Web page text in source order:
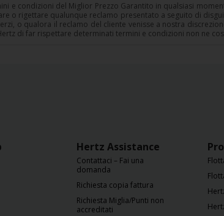
e condizioni del Miglior Prezzo Garantito in qualsiasi
o rigettare qualunque reclamo presentato a seguito di
o qualora il reclamo del cliente venisse a nostra
di far rispettare determinati termini e condizioni non ne
Hertz Assistance
Contattaci – Fai una
domanda
Richiesta copia fattura
Richiesta Miglia/Punti non
accreditati